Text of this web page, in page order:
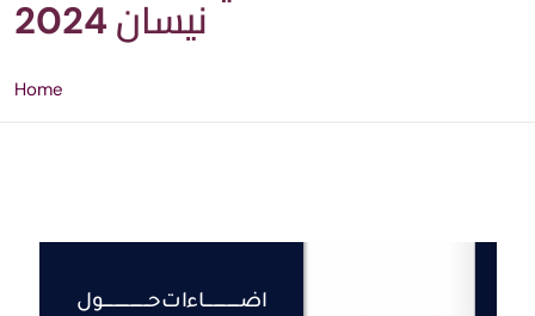
نيسان 2024
Home